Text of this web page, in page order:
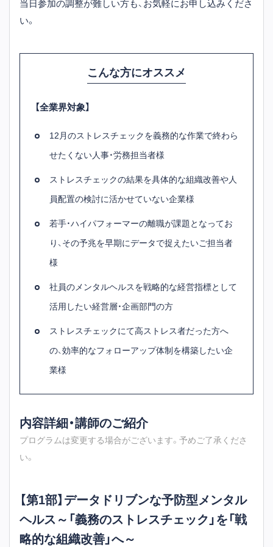
当日参加の調整が難しい方も、お気軽にお申し込みくださ
い。
こんな方にオススメ
【全業界対象】
12月のストレスチェックを義務的な作業で終わら
せたくない人事・労務担当者様
ストレスチェックの結果を具体的な組織改善や人
員配置の検討に活かせていない企業様
若手・ハイパフォーマーの離職が課題となってお
り、その予兆を早期にデータで捉えたいご担当者
様
社員のメンタルヘルスを戦略的な経営指標として
活用したい経営層・企画部門の方
ストレスチェックにて高ストレス者だった方へ
の、効率的なフォローアップ体制を構築したい企
業様
内容詳細・講師のご紹介
プログラムは変更する場合がございます。予めご了承くださ
い。
【第1部】データドリブンな予防型メンタル
ヘルス～「義務のストレスチェック」を「戦
略的な組織改善」へ～